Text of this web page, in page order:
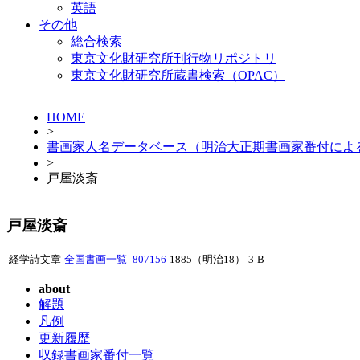
英語
その他
総合検索
東京文化財研究所刊行物リポジトリ
東京文化財研究所蔵書検索（OPAC）
HOME
>
書画家人名データベース（明治大正期書画家番付によ
>
戸屋淡斎
戸屋淡斎
経学詩文章 全国書画一覧_807156 1885（明治18） 3-B
about
解題
凡例
更新履歴
収録書画家番付一覧